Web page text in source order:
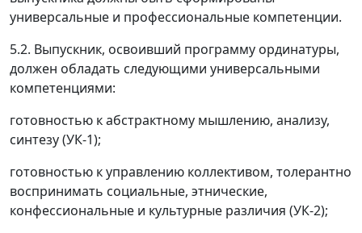
универсальные и профессиональные компетенции.
5.2. Выпускник, освоивший программу ординатуры,
должен обладать следующими универсальными
компетенциями:
готовностью к абстрактному мышлению, анализу,
синтезу (УК-1);
готовностью к управлению коллективом, толерантно
воспринимать социальные, этнические,
конфессиональные и культурные различия (УК-2);